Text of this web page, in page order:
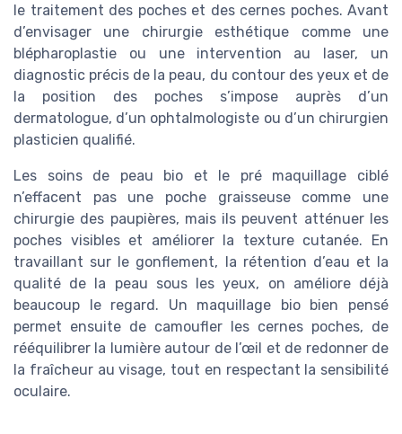
le traitement des poches et des cernes poches. Avant
d’envisager une chirurgie esthétique comme une
blépharoplastie ou une intervention au laser, un
diagnostic précis de la peau, du contour des yeux et de
la position des poches s’impose auprès d’un
dermatologue, d’un ophtalmologiste ou d’un chirurgien
plasticien qualifié.
Les soins de peau bio et le pré maquillage ciblé
n’effacent pas une poche graisseuse comme une
chirurgie des paupières, mais ils peuvent atténuer les
poches visibles et améliorer la texture cutanée. En
travaillant sur le gonflement, la rétention d’eau et la
qualité de la peau sous les yeux, on améliore déjà
beaucoup le regard. Un maquillage bio bien pensé
permet ensuite de camoufler les cernes poches, de
rééquilibrer la lumière autour de l’œil et de redonner de
la fraîcheur au visage, tout en respectant la sensibilité
oculaire.